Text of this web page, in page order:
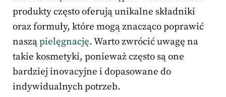
produkty często oferują unikalne składniki
oraz formuły, które mogą znacząco poprawić
nasząpielęgnację. Warto zwrócić uwagę na
takie kosmetyki, ponieważ często są one
bardziej inovacyjne i dopasowane do
indywidualnych potrzeb.